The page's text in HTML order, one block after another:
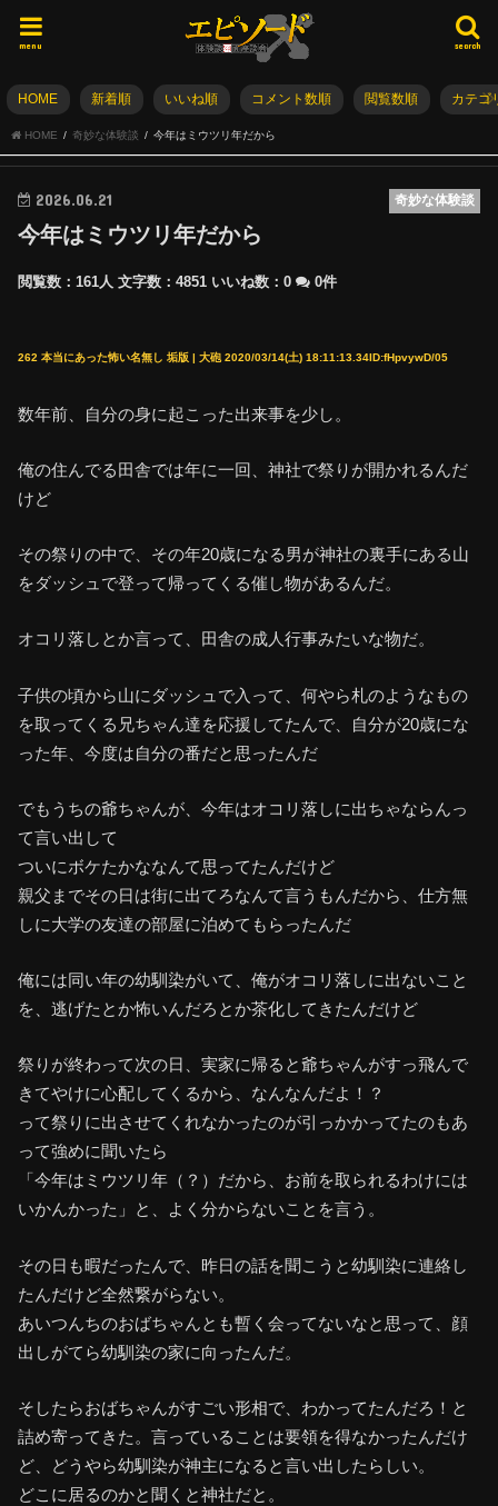
search
menu
HOME 新着順 いいね順 コメント数順 閲覧数順 カテゴ
HOME 奇妙な体験談 今年はミウツリ年だから
奇妙な体験談
2026.06.21
今年はミウツリ年だから
閲覧数：161人 文字数：4851 いいね数：0 0件
262 本当にあった怖い名無し 垢版 | 大砲 2020/03/14(土) 18:11:13.34ID:fHpvywD/05
数年前、自分の身に起こった出来事を少し。
俺の住んでる田舎では年に一回、神社で祭りが開かれるんだ
けど
その祭りの中で、その年20歳になる男が神社の裏手にある山
をダッシュで登って帰ってくる催し物があるんだ。
オコリ落しとか言って、田舎の成人行事みたいな物だ。
子供の頃から山にダッシュで入って、何やら札のようなもの
を取ってくる兄ちゃん達を応援してたんで、自分が20歳にな
った年、今度は自分の番だと思ったんだ
でもうちの爺ちゃんが、今年はオコリ落しに出ちゃならんっ
て言い出して
ついにボケたかななんて思ってたんだけど
親父までその日は街に出てろなんて言うもんだから、仕方無
しに大学の友達の部屋に泊めてもらったんだ
俺には同い年の幼馴染がいて、俺がオコリ落しに出ないこと
を、逃げたとか怖いんだろとか茶化してきたんだけど
祭りが終わって次の日、実家に帰ると爺ちゃんがすっ飛んで
きてやけに心配してくるから、なんなんだよ！？
って祭りに出させてくれなかったのが引っかかってたのもあ
って強めに聞いたら
「今年はミウツリ年（？）だから、お前を取られるわけには
いかんかった」と、よく分からないことを言う。
その日も暇だったんで、昨日の話を聞こうと幼馴染に連絡し
たんだけど全然繋がらない。
あいつんちのおばちゃんとも暫く会ってないなと思って、顔
出しがてら幼馴染の家に向ったんだ。
そしたらおばちゃんがすごい形相で、わかってたんだろ！と
詰め寄ってきた。言っていることは要領を得なかったんだけ
ど、どうやら幼馴染が神主になると言い出したらしい。
どこに居るのかと聞くと神社だと。